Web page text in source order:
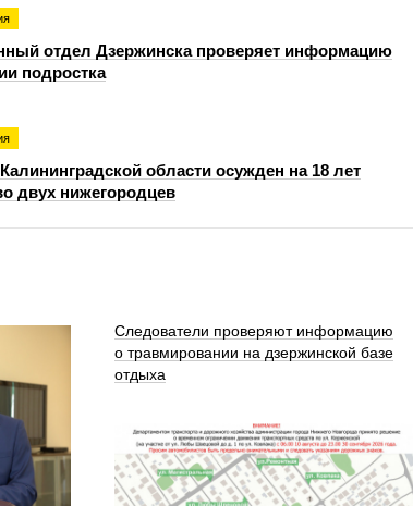
отдел Дзержинска проверяет информацию
подростка
области осужден на 18 лет
двух нижегородцев
Следователи проверяют информацию
о травмировании на дзержинской базе
отдыха